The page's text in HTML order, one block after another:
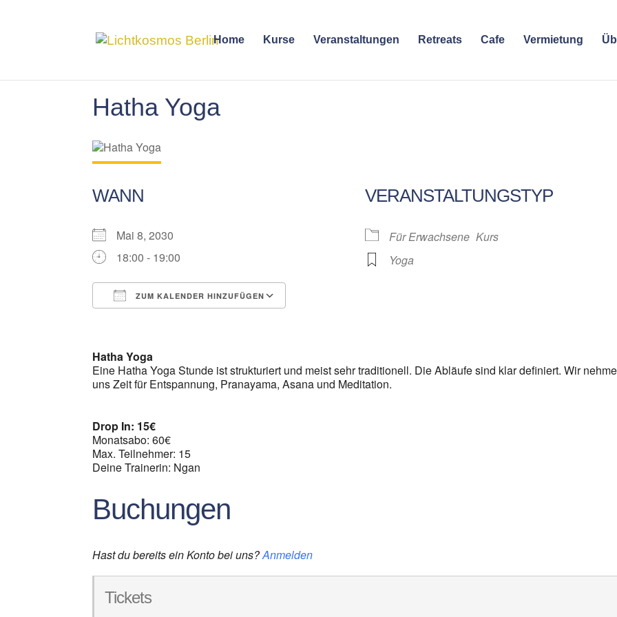
Home Kurse Veranstaltungen Retreats Cafe Vermietung
Hatha Yoga
WANN
Mai 8, 2030
18:00 - 19:00
ZUM KALENDER HINZUFÜGEN
VERANSTALTUNGSTYP
Für Erwachsene Kurs
Yoga
Hatha Yoga
Eine Hatha Yoga Stunde ist strukturiert und meist sehr traditionell. Die Abläufe sind klar definiert. Wir
uns Zeit für Entspannung, Pranayama, Asana und Meditation.
Drop In: 15€
Monatsabo: 60€
Max. Teilnehmer: 15
Deine Trainerin: Ngan
Buchungen
Hast du bereits ein Konto bei uns?Anmelden
Tickets